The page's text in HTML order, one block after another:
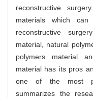
reconstructive
materials which
reconstructive
material, natural
polymers material
material has its pros
one of the most
summarizes the